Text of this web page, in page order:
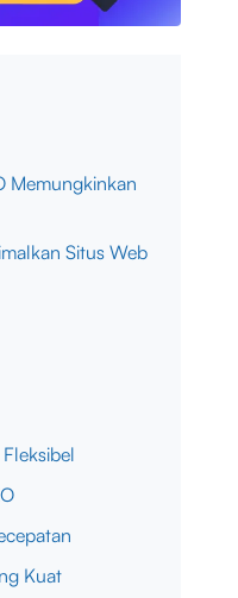
Memungkinkan
Situs Web
Kuat